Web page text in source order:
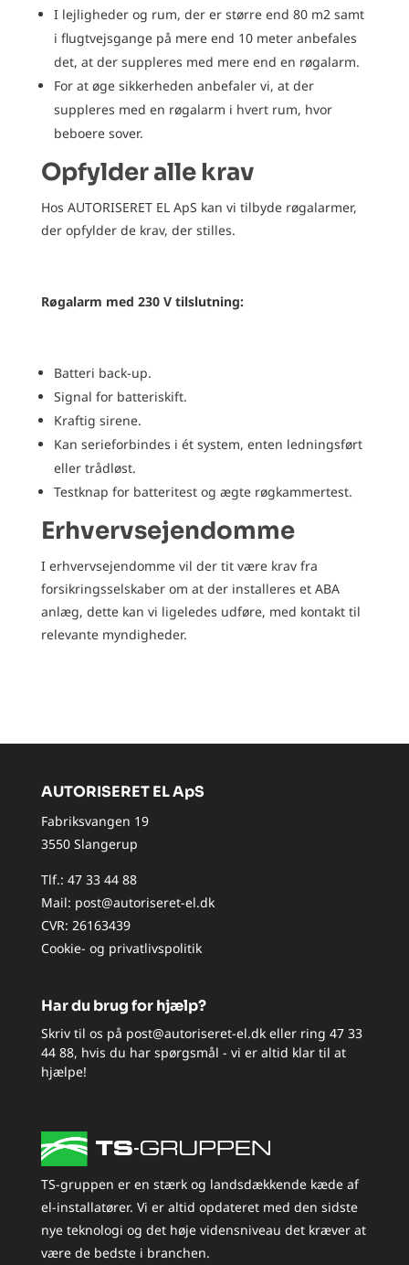
I lejligheder og rum, der er større end 80 m2 samt
i flugtvejsgange på mere end 10 meter anbefales
det, at der suppleres med mere end en røgalarm.
For at øge sikkerheden anbefaler vi, at der
suppleres med en røgalarm i hvert rum, hvor
beboere sover.
Opfylder alle krav
Hos AUTORISERET EL ApS kan vi tilbyde røgalarmer,
der opfylder de krav, der stilles.
Røgalarm med 230 V tilslutning:
Batteri back-up.
Signal for batteriskift.
Kraftig sirene.
Kan serieforbindes i ét system, enten ledningsført
eller trådløst.
Testknap for batteritest og ægte røgkammertest.
​Erhvervsejendomme
​I erhvervsejendomme vil der tit være krav fra
forsikringsselskaber om at der installeres et ABA
anlæg, dette kan vi ligeledes udføre, med kontakt til
relevante myndigheder.
AUTORISERET EL ApS
Fabriksvangen 19
3550 Slangerup
Tlf.: 47 33 44 88
Mail: post@autoriseret-el.dk
CVR: 26163439
Cookie- og privatlivspolitik
Har du brug for hjælp?
Skriv til os på post@autoriseret-el.dkeller ring 47 33
44 88, hvis du har spørgsmål - vi er altid klar til at
hjælpe!
TS-gruppen er en stærk og landsdækkende kæde af
el-installatører. Vi er altid opdateret med den sidste
nye teknologi og det høje vidensniveau det kræver at
være de bedste i branchen.